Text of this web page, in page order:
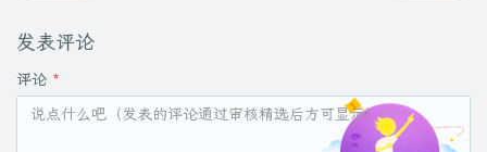
发表评论
评论 *